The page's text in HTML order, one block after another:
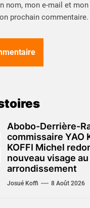
nom, mon e-mail et
prochain commentaire.
Abobo-Derrière-
commissaire YAO
KOFFI Michel
nouveau visage au
arrondissement
Josué Koffi 8 Août 2026